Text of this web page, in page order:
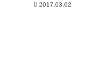
2017.03.02